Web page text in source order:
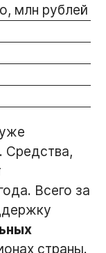
млн рублей
Средства,
Всего за
страны.